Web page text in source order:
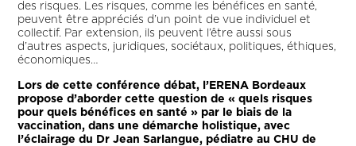
des risques. Les risques, comme les bénéfices en santé,
peuvent être appréciés d’un point de vue individuel et
collectif. Par extension, ils peuvent l’être aussi sous
d’autres aspects, juridiques, sociétaux, politiques, éthiques,
économiques…
Lors de cette conférence débat, l’ERENA Bordeaux
propose d’aborder cette question de « quels risques
pour quels bénéfices en santé » par le biais de la
vaccination, dans une démarche holistique, avec
l’éclairage du Dr Jean Sarlangue, pédiatre au CHU de